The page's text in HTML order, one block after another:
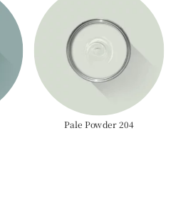
Pale Powder 204